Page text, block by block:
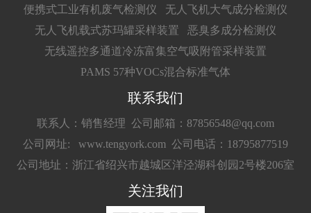
便携式工业有机废气检测仪
无人飞机大气成分检测仪
无人飞机载式苏玛罐采样装置
恶臭多成分检测仪
无线遥控多通道冷冻富集空气吸附管采样装置
PAMS 57种VOCs混合标准气体
联系我们
联系人：销售经理 公司邮箱：87856548@qq.com
公司网址: www.tengyork.com 公司电话：18795877519
公司地址：浙江省绍兴市越城区洋泾湖科创园2号楼206室
关注我们